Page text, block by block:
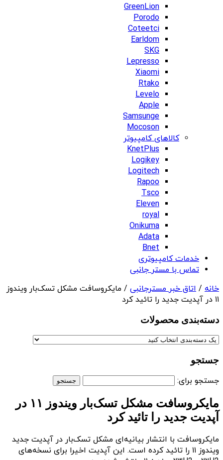
GreenLion
Porodo
Coteetci
Earldom
SKG
Lepresso
Xiaomi
Rtako
Levelo
Apple
Samsunge
Mocoson
کالاهای کامپیوتر
KnetPlus
Logikey
Logitech
Rapoo
Tsco
Eleven
royal
Onikuma
Adata
Bnet
خدمات کامپیوتری
تماس با مستر جانبی
خانه / اتاق خبر مسترجانبی / مایکروسافت مشکل تسک‌بار ویندوز
۱۱ در آپدیت جدید را تائید کرد
دسته‌بندی‌ محصولات
جستجو
جستجو برای:
مایکروسافت مشکل تسک‌بار ویندوز ۱۱ در
آپدیت جدید را تائید کرد
مایکروسافت با انتشار بیانیه‌ای مشکل تسک‌بار در آپدیت جدید
ویندوز ۱۱ را تائید کرده است. این آپدیت اخیرا برای نسخه‌های